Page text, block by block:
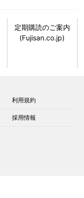
定期購読のご案内
(Fujisan.co.jp)
利用規約
採用情報